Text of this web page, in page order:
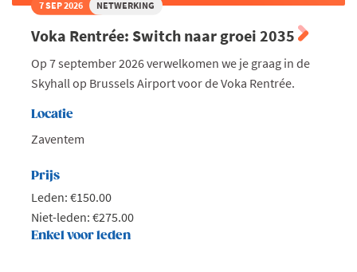
7 SEP 2026 NETWERKING
Voka Rentrée: Switch naar groei 2035
Op 7 september 2026 verwelkomen we je graag in de
Skyhall op Brussels Airport voor de Voka Rentrée.
Locatie
Zaventem
Prijs
Leden: €150.00
Niet-leden: €275.00
Enkel voor leden